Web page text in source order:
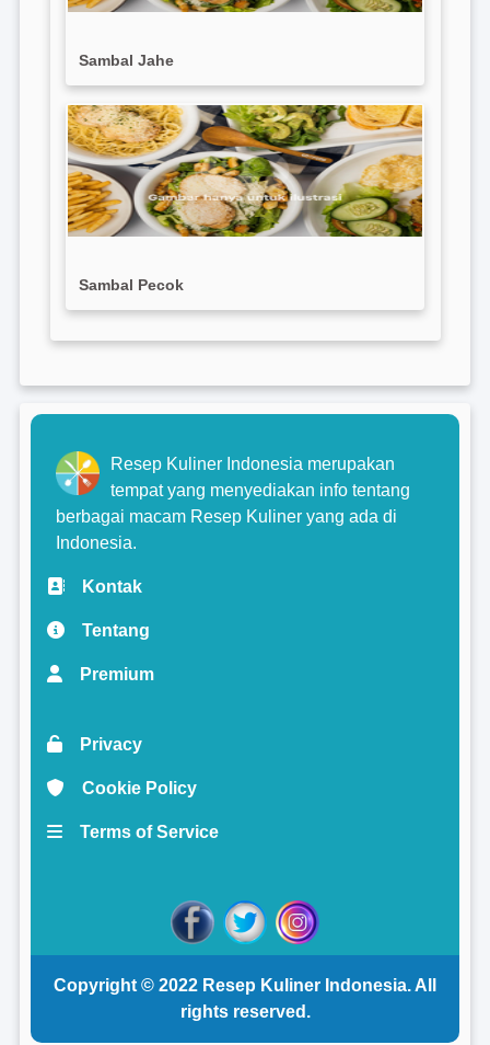
Sambal Jahe
Sambal Pecok
Resep Kuliner Indonesia merupakan
tempat yang menyediakan info tentang
berbagai macam Resep Kuliner yang ada di
Indonesia.
Kontak
Tentang
Premium
Privacy
Cookie Policy
Terms of Service
Copyright © 2022 Resep Kuliner Indonesia. All
rights reserved.